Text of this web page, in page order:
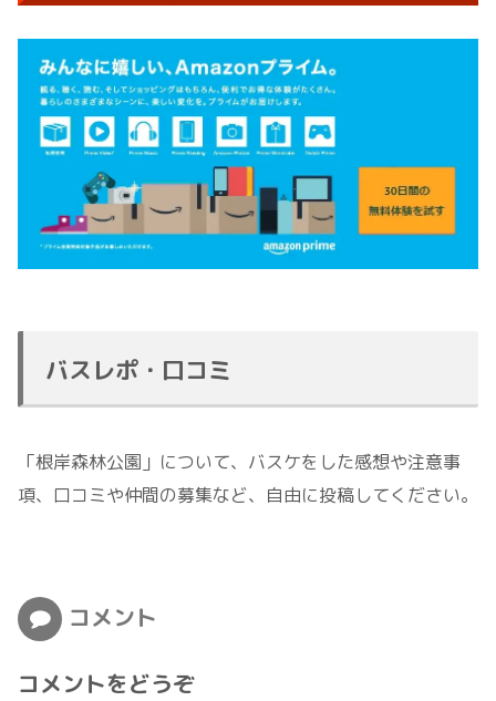
バスレポ・口コミ
「根岸森林公園」について、バスケをした感想や注意事
項、口コミや仲間の募集など、自由に投稿してください。
コメント
コメントをどうぞ